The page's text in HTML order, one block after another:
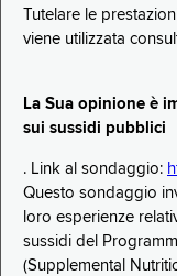
Tutelare le
viene utilizzata
La Sua opinione è
sui sussidi pubblici
. Link al sondaggio:
Questo sondaggio
loro esperienze
sussidi del
(Supplemental